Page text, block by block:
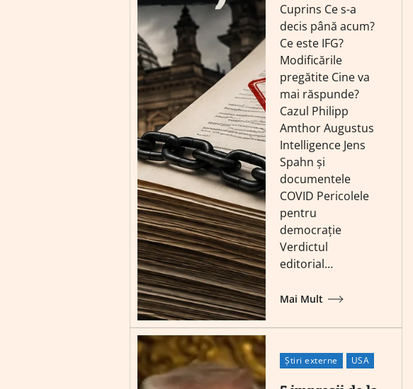
Cuprins Ce s-a
decis până acum?
Ce este IFG?
Modificările
pregătite Cine va
mai răspunde?
Cazul Philipp
Amthor Augustus
Intelligence Jens
Spahn și
documentele
COVID Pericolele
pentru
democrație
Verdictul
editorial…
Mai Mult
Știri externe USA